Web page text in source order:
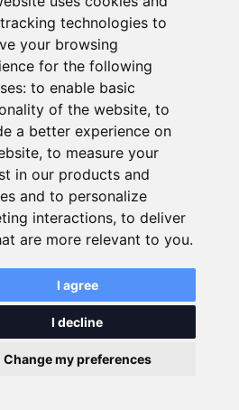
technologies to
your browsing
for the following
to enable basic
of the website, to
a better experience on
, to measure your
in our products and
and to personalize
interactions, to deliver
are more relevant to you.
I agree
I decline
Change my preferences
nur zu
in keiner Weise mit den genannten
Die angezeigten Informationen
aktuell sein; besuchen Sie die
Details. Buchungen werden
Weitere Informationen
Hinweise